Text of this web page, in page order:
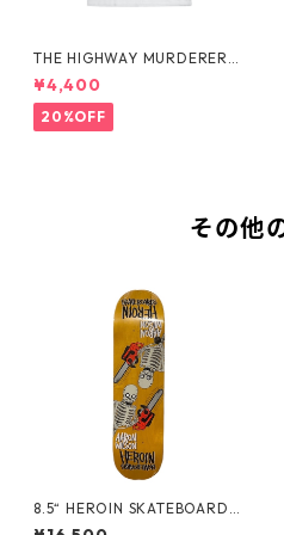
THE HIGHWAY MURDERERS
Back-Logo Tee -White
¥4,400
20%OFF
その他
8.5“ HEROIN SKATEBOARDS
- AARON WILSON CHAINSA